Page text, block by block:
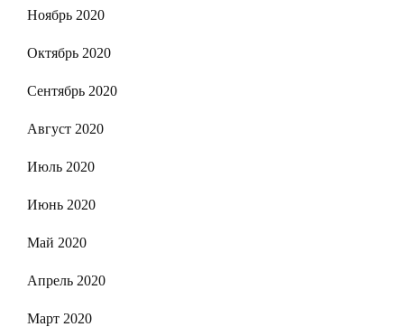
Ноябрь 2020
Октябрь 2020
Сентябрь 2020
Август 2020
Июль 2020
Июнь 2020
Май 2020
Апрель 2020
Март 2020